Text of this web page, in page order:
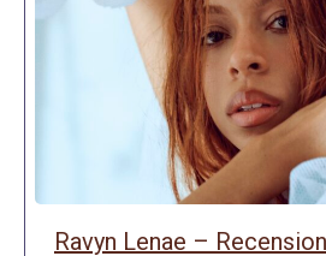
Ravyn Lenae –